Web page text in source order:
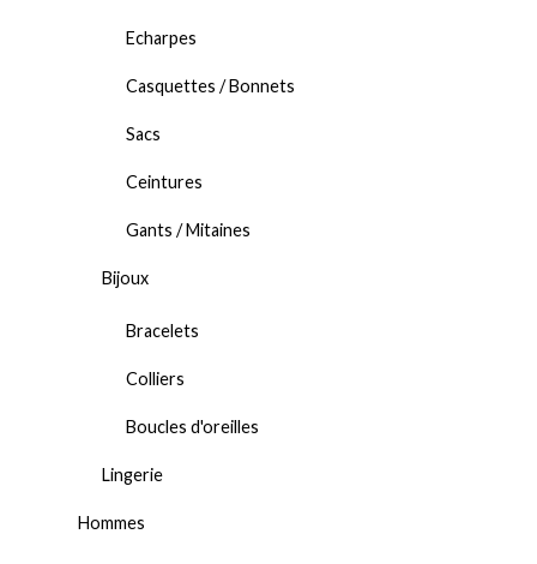
Echarpes
Casquettes / Bonnets
Sacs
Ceintures
Gants / Mitaines
Bijoux
Bracelets
Colliers
Boucles d'oreilles
Lingerie
Hommes